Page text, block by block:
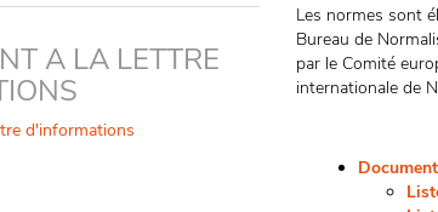
A LA LETTRE
d'informations
Les normes sont
Bureau de
par le Comité
internationale de